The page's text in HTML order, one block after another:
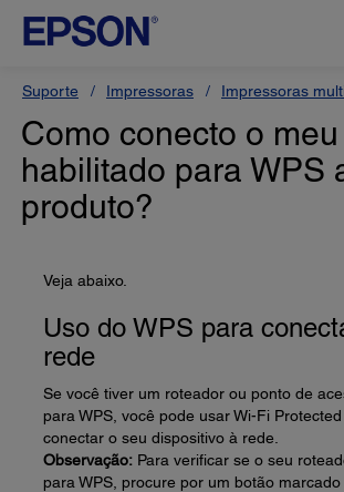
Suporte Impressoras Impressoras
Como conecto o
habilitado para WPS
produto?
Veja abaixo.
Uso do WPS para
rede
Se você tiver um roteador ou ponto de
para WPS, você pode usar Wi-Fi
conectar o seu dispositivo à rede.
Observação: Para verificar se o seu
para WPS, procure por um botão